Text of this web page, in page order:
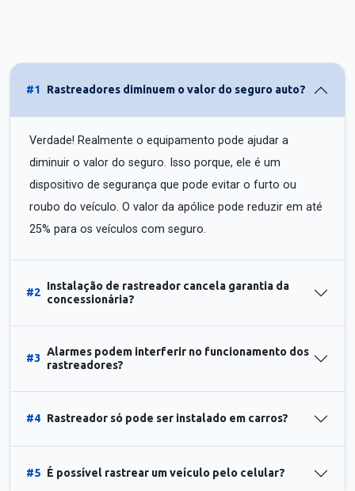
#1 Rastreadores diminuem o valor do seguro auto?
Verdade! Realmente o equipamento pode ajudar a
diminuir o valor do seguro. Isso porque, ele é um
dispositivo de segurança que pode evitar o furto ou
roubo do veículo. O valor da apólice pode reduzir em até
25% para os veículos com seguro.
#2
Instalação de rastreador cancela garantia da
concessionária?
#3
Alarmes podem interferir no funcionamento dos
rastreadores?
#4 Rastreador só pode ser instalado em carros?
#5 É possível rastrear um veículo pelo celular?